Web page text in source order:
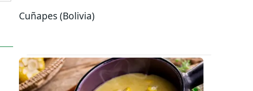
Cuñapes (Bolivia)